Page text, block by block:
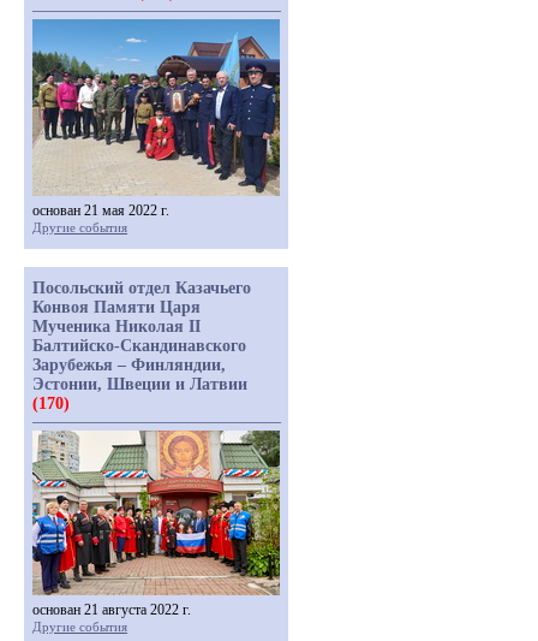
основан 21 мая 2022 г.
Другие события
Посольский отдел Казачьего
Конвоя Памяти Царя
Мученика Николая II
Балтийско-Скандинавского
Зарубежья – Финляндии,
Эстонии, Швеции и Латвии
(170)
основан 21 августа 2022 г.
Другие события